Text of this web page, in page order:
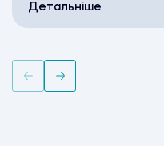
Детальніше